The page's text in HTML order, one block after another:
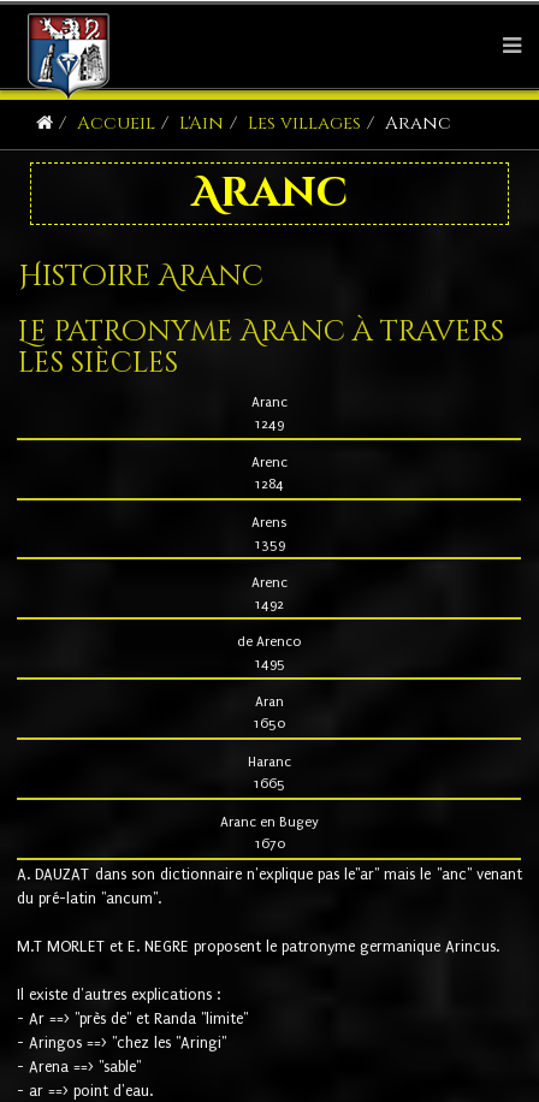
Accueil L'Ain Les villages Aranc
Aranc
Histoire Aranc
Le patronyme Aranc à travers
les siècles
Aranc
1249
Arenc
1284
Arens
1359
Arenc
1492
de Arenco
1495
Aran
1650
Haranc
1665
Aranc en Bugey
1670
A. DAUZAT dans son dictionnaire n'explique pas le"ar" mais le "anc" venant
du pré-latin "ancum".
M.T MORLET et E. NEGRE proposent le patronyme germanique Arincus.
Il existe d'autres explications :
- Ar ==> "près de" et Randa "limite"
- Aringos ==> "chez les "Aringi"
- Arena ==> "sable"
- ar ==> point d'eau.